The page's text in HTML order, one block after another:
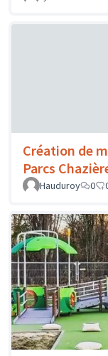
Création de
Parcs
Hauduroy
0